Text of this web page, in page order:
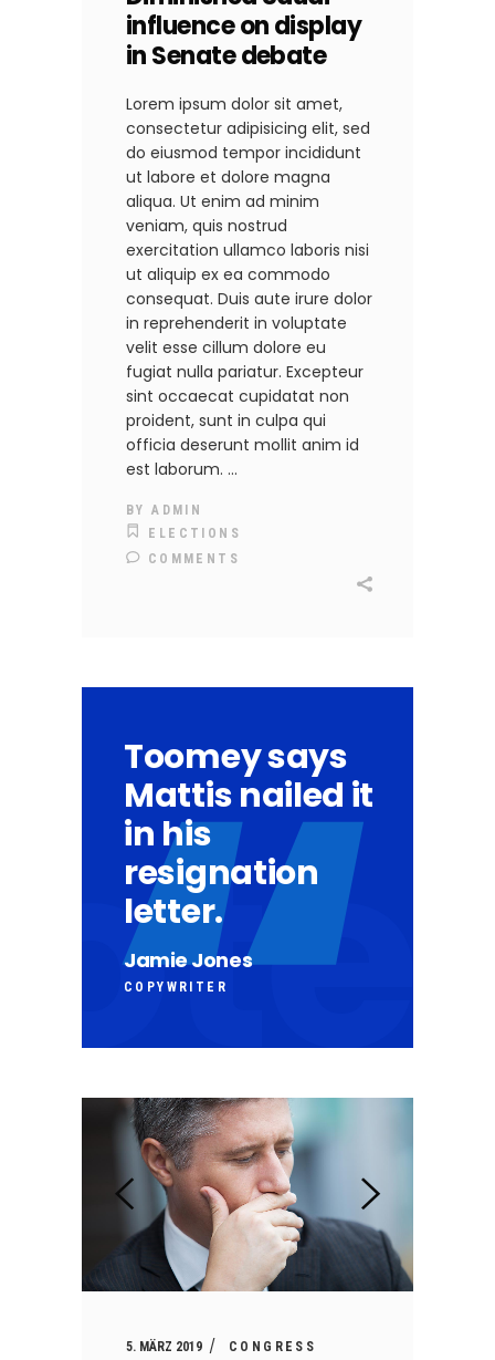
influence on display
in Senate debate
Lorem ipsum dolor sit amet,
consectetur adipisicing elit, sed
do eiusmod tempor incididunt
ut labore et dolore magna
aliqua. Ut enim ad minim
veniam, quis nostrud
exercitation ullamco laboris nisi
ut aliquip ex ea commodo
consequat. Duis aute irure dolor
in reprehenderit in voluptate
velit esse cillum dolore eu
fugiat nulla pariatur. Excepteur
sint occaecat cupidatat non
proident, sunt in culpa qui
officia deserunt mollit anim id
est laborum.
BYADMIN
ELECTIONS
COMMENTS
Toomey says
Mattis nailed it
in his
resignation
letter.
Jamie Jones
COPYWRITER
5. MÄRZ 2019 CONGRESS